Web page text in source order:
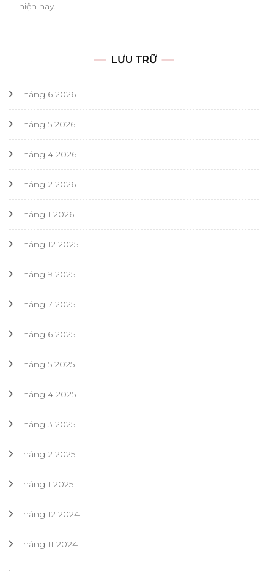
hiện nay.
LƯU TRỮ
Tháng 6 2026
Tháng 5 2026
Tháng 4 2026
Tháng 2 2026
Tháng 1 2026
Tháng 12 2025
Tháng 9 2025
Tháng 7 2025
Tháng 6 2025
Tháng 5 2025
Tháng 4 2025
Tháng 3 2025
Tháng 2 2025
Tháng 1 2025
Tháng 12 2024
Tháng 11 2024